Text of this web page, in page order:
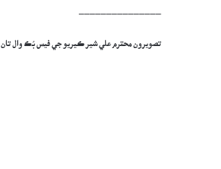
تصويرون محترم علي شير ڪيريو جي فيس بُڪ وال تان